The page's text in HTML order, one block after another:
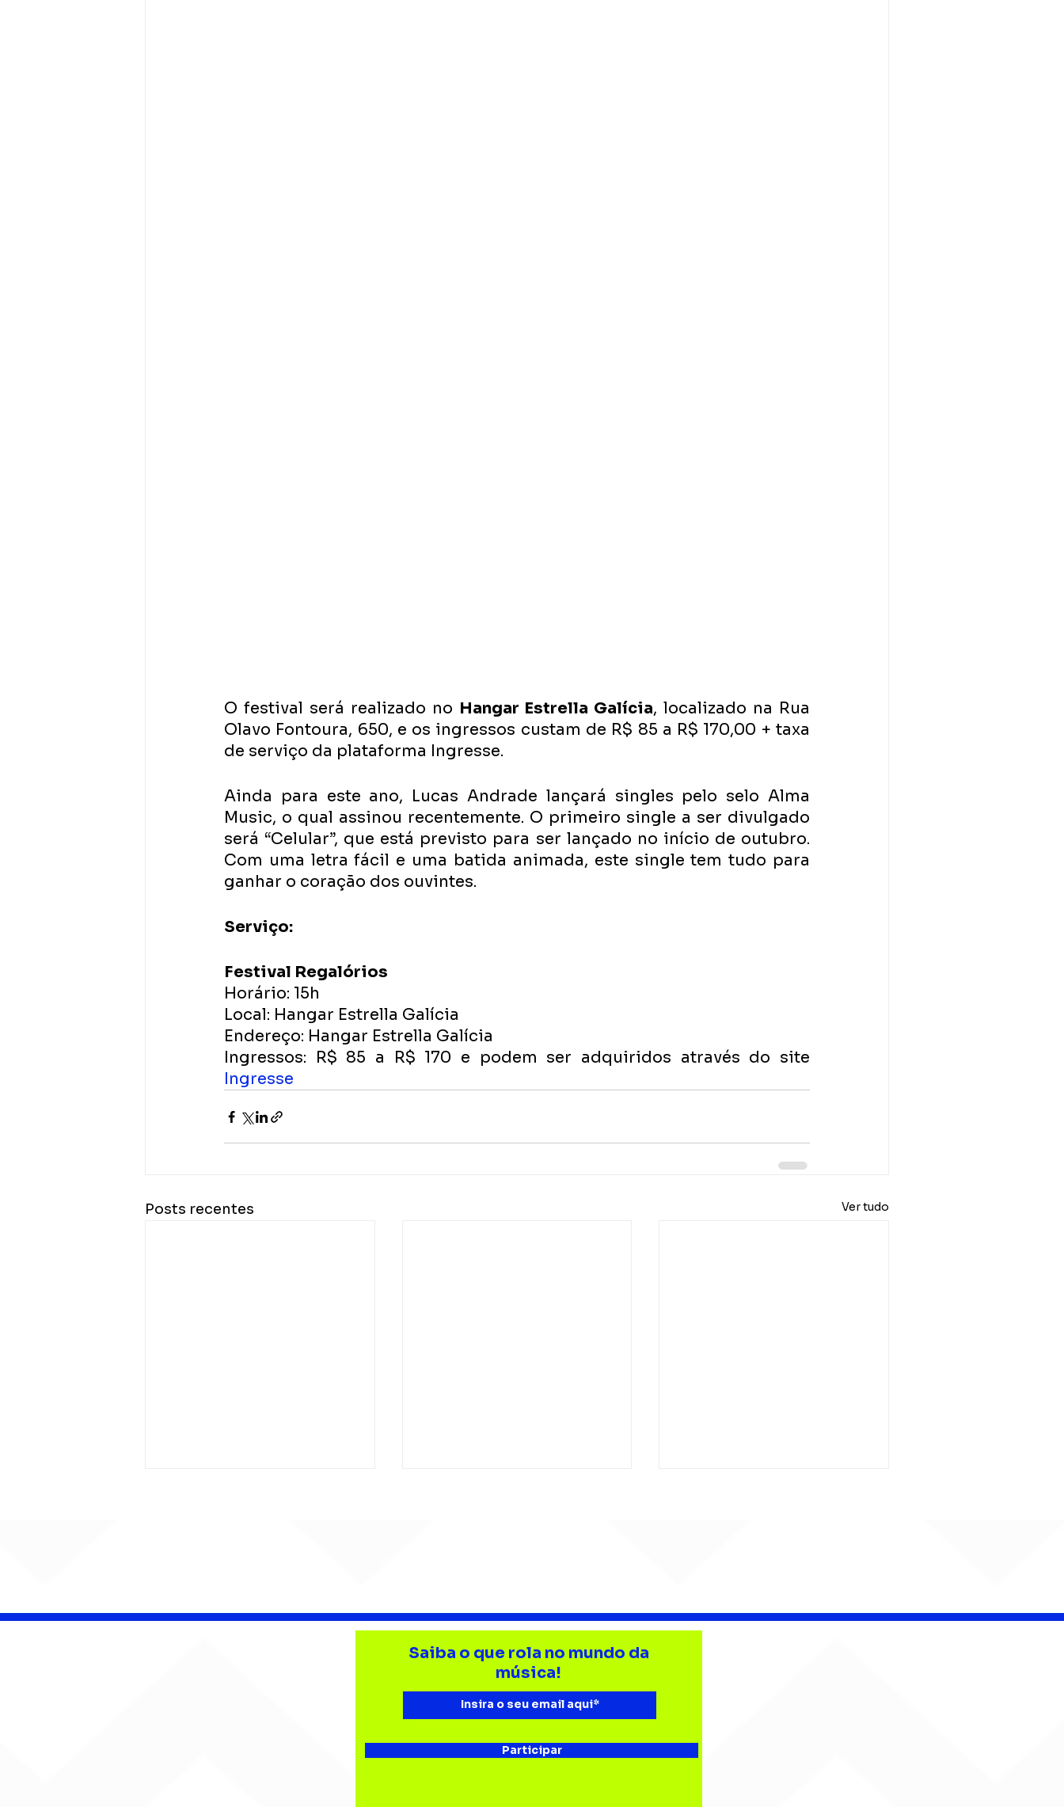
O festival será realizado no Hangar Estrella Galícia, localizado na Rua
Olavo Fontoura, 650, e os ingressos custam de R$ 85 a R$ 170,00 + taxa
de serviço da plataforma Ingresse.
Ainda para este ano, Lucas Andrade lançará singles pelo selo Alma
Music, o qual assinou recentemente. O primeiro single a ser divulgado
será “Celular”, que está previsto para ser lançado no início de outubro.
Com uma letra fácil e uma batida animada, este single tem tudo para
ganhar o coração dos ouvintes.
Serviço:
Festival Regalórios
Horário: 15h
Local: Hangar Estrella Galícia
Endereço: Hangar Estrella Galícia
Ingresse
Posts recentes Ver tudo
CHAMELEO acerta as
Barão Vermelho reúne
show em Ribeirão Preto
Bebé Pacheco e Ubandu
Saiba o que rola no mundo da
música!
Participar